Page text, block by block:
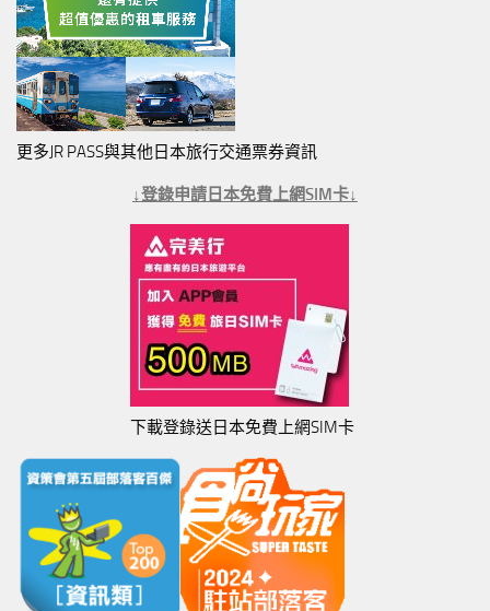
更多JR PASS與其他日本旅行交通票券資訊
↓登錄申請日本免費上網SIM卡↓
下載登錄送日本免費上網SIM卡